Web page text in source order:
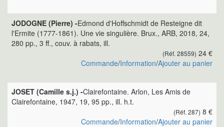
JODOGNE (Pierre) -Edmond d'Hoffschmidt de Resteigne dit
l'Ermite (1777-1861). Une vie singulière. Brux., ARB, 2018, 24,
280 pp., 3 ff., couv. à rabats, ill.
(Réf. 28559) 24 €
Commande/Information/Ajouter au panier
JOSET (Camille s.j.) -Clairefontaine. Arlon, Les Amis de
Clairefontaine, 1947, 19, 95 pp., ill. h.t.
(Réf. 287) 8 €
Commande/Information/Ajouter au panier